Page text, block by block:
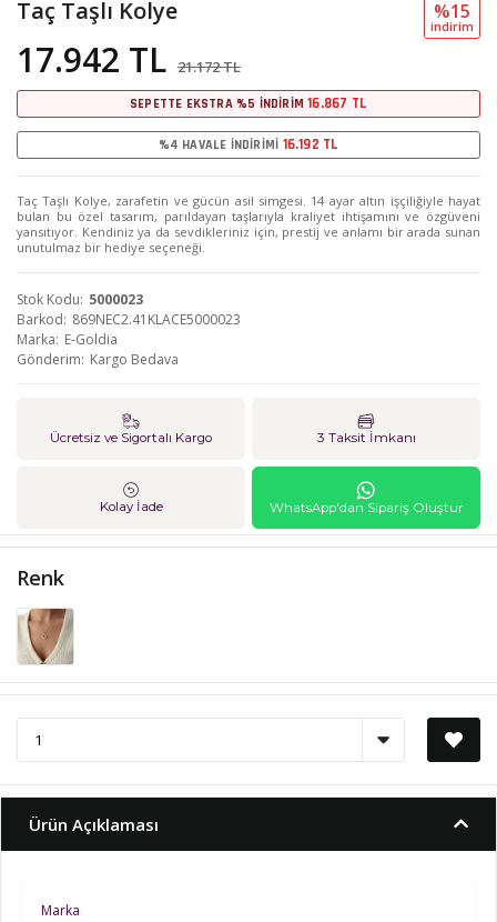
Taç Taşlı Kolye
17.942 TL 21.172 TL
%15
i̇ndi̇ri̇m
SEPETTE EKSTRA %5 İNDİRİM16.867 TL
%4 HAVALE İNDİRİMİ 16.192 TL
Taç Taşlı Kolye, zarafetin ve gücün asil simgesi. 14 ayar altın işçiliğiyle hayat
bulan bu özel tasarım, parıldayan taşlarıyla kraliyet ihtişamını ve özgüveni
yansıtıyor. Kendiniz ya da sevdikleriniz için, prestij ve anlamı bir arada sunan
unutulmaz bir hediye seçeneği.
Stok Kodu 5000023
Barkod 869NEC2.41KLACE5000023
Marka E-Goldia
Gönderim Kargo Bedava
Ücretsiz ve Sigortalı Kargo 3 Taksit İmkanı
Kolay İade WhatsApp'dan Sipariş Oluştur
Renk
Ürün Açıklaması
Marka